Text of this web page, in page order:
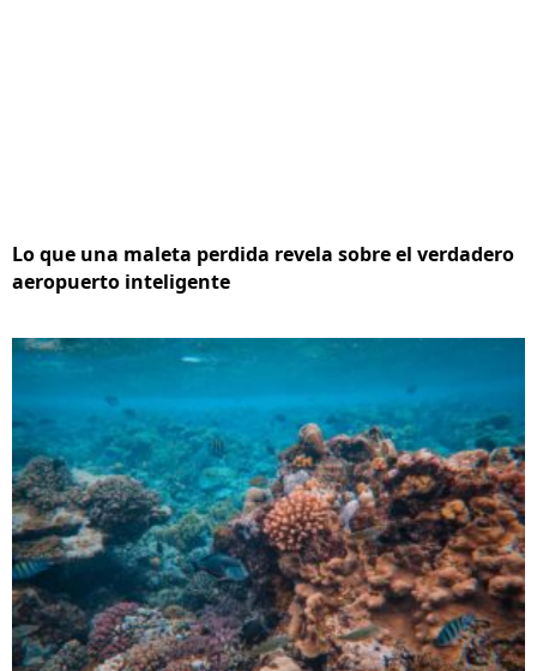
Lo que una maleta perdida revela sobre el verdadero
aeropuerto inteligente